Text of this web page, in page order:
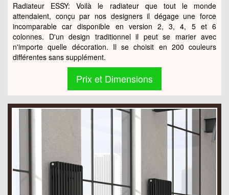
Radiateur ESSY: Voilà le radiateur que tout le monde
attendaient, conçu par nos designers il dégage une force
incomparable car disponible en version 2, 3, 4, 5 et 6
colonnes. D'un design traditionnel il peut se marier avec
n'importe quelle décoration. Il se choisit en 200 couleurs
différentes sans supplément.
Prix et Dimensions